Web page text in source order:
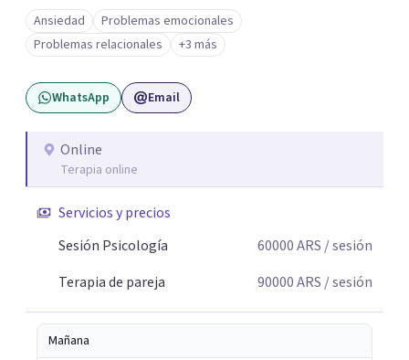
o dificultad para manejar transiciones vitales •Conflictos
relacionales: problemas de pareja, tensiones familiares,
desafíos laborales o dificultades en dinámicas sociales.
Ansiedad
Problemas emocionales
Problemas relacionales
+3 más
WhatsApp Email
Online
Terapia online
Servicios y precios
Sesión Psicología
60000ARS / sesión
Terapia de pareja
90000ARS / sesión
Mañana